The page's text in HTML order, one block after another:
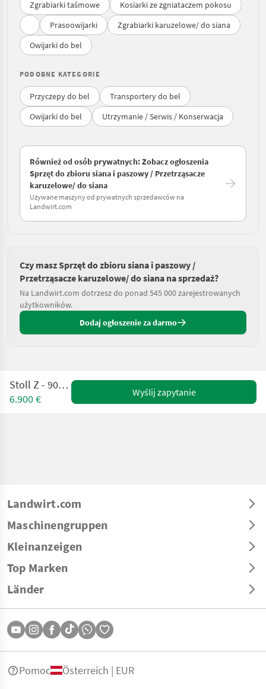
Zgrabiarki taśmowe
Kosiarki ze zgniataczem pokosu
Prasoowijarki
Zgrabiarki karuzelowe/ do siana
Owijarki do bel
PODOBNE KATEGORIE
Przyczepy do bel
Transportery do bel
Owijarki do bel
Utrzymanie / Serwis / Konserwacja
Również od osób prywatnych: Zobacz ogłoszenia
Sprzęt do zbioru siana i paszowy / Przetrząsacze
karuzelowe/ do siana
Używane maszyny od prywatnych sprzedawców na
Landwirt.com
Czy masz Sprzęt do zbioru siana i paszowy /
Przetrząsacze karuzelowe/ do siana na sprzedaż?
Na Landwirt.com dotrzesz do ponad 545 000 zarejestrowanych
użytkowników.
Dodaj ogłoszenie za darmo
Stoll Z - 905 PRO D
6.900 €
Wyślij zapytanie
Landwirt.com
Maschinengruppen
Kleinanzeigen
Top Marken
Länder
Pomoc Österreich | EUR